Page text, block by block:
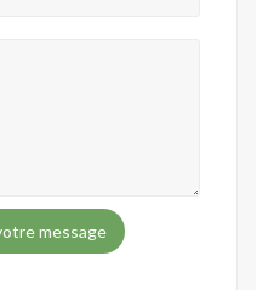
message